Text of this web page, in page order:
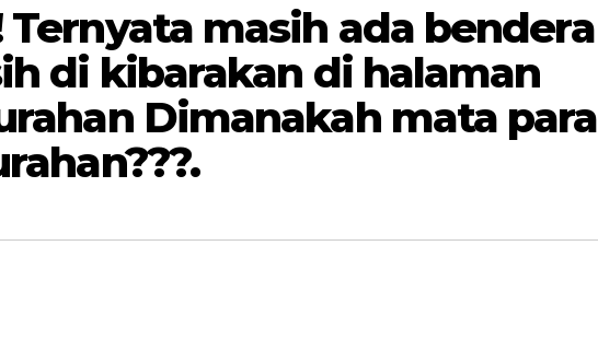
Ternyata masih ada bendera
di kibarakan di halaman
Dimanakah mata para